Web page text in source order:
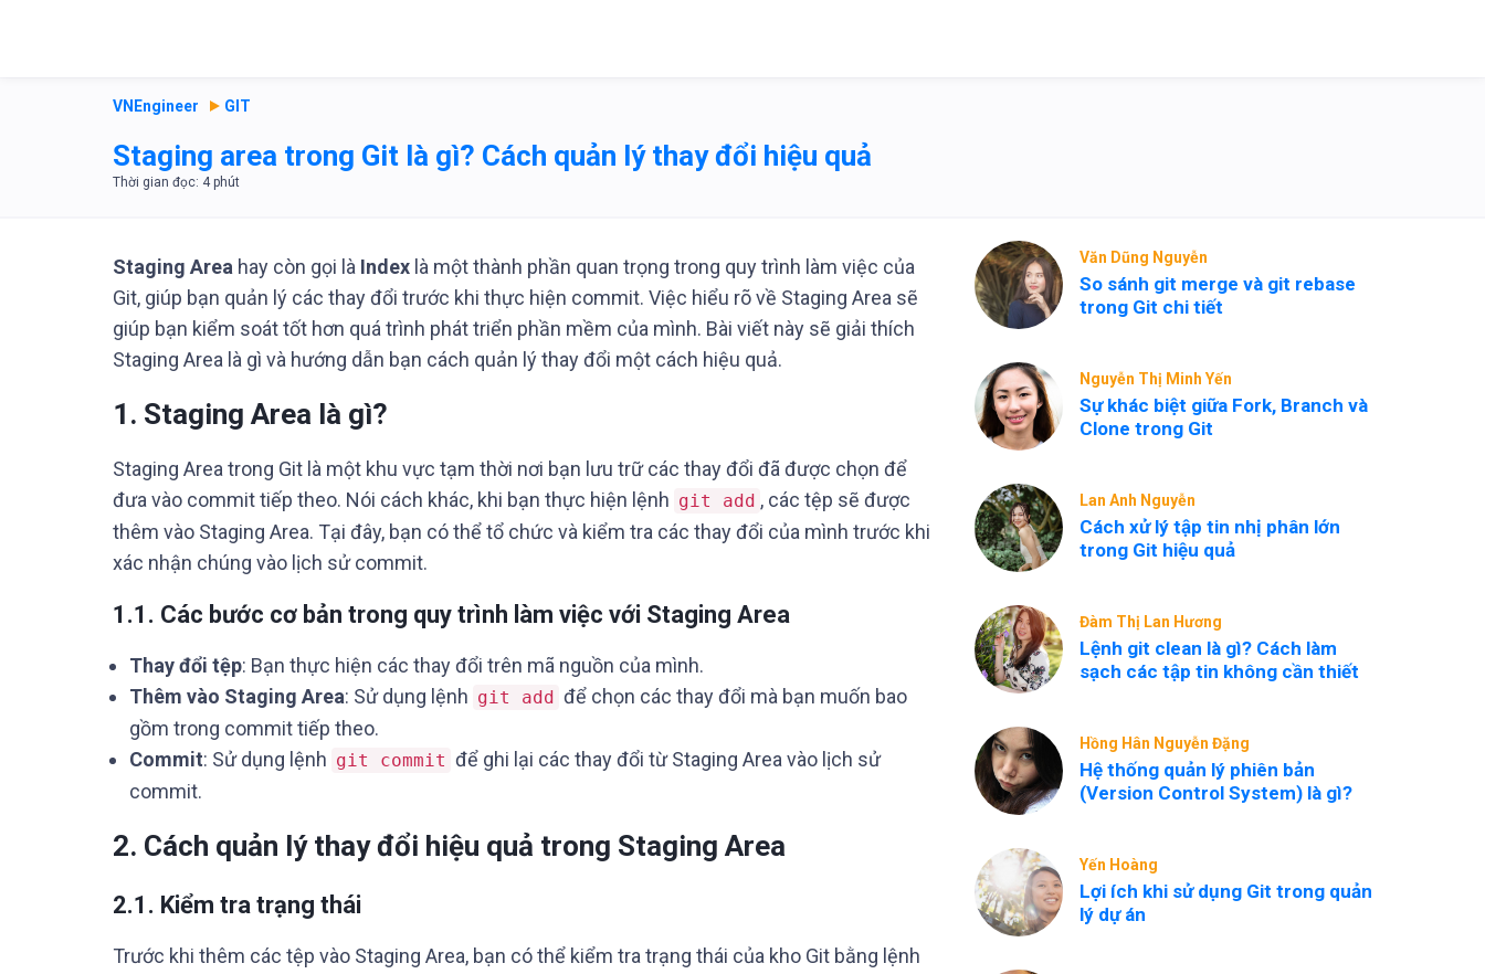
VNEngineer GIT
Staging area trong Git là gì? Cách quản lý thay đổi hiệu quả
Staging Area hay còn gọi là Index là một thành phần quan trọng trong quy trình làm việc của
Git, giúp bạn quản lý các thay đổi trước khi thực hiện commit. Việc hiểu rõ về Staging Area sẽ
giúp bạn kiểm soát tốt hơn quá trình phát triển phần mềm của mình. Bài viết này sẽ giải thích
Staging Area là gì và hướng dẫn bạn cách quản lý thay đổi một cách hiệu quả.
1. Staging Area là gì?
Staging Area trong Git là một khu vực tạm thời nơi bạn lưu trữ các thay đổi đã được chọn để
đưa vào commit tiếp theo. Nói cách khác, khi bạn thực hiện lệnh git add , các tệp sẽ được
thêm vào Staging Area. Tại đây, bạn có thể tổ chức và kiểm tra các thay đổi của mình trước khi
xác nhận chúng vào lịch sử commit.
1.1. Các bước cơ bản trong quy trình làm việc với Staging Area
Thay đổi tệp: Bạn thực hiện các thay đổi trên mã nguồn của mình.
Thêm vào Staging Area: Sử dụng lệnh git add để chọn các thay đổi mà bạn muốn bao
gồm trong commit tiếp theo.
Commit: Sử dụng lệnh git commit để ghi lại các thay đổi từ Staging Area vào lịch sử
commit.
2. Cách quản lý thay đổi hiệu quả trong Staging Area
2.1. Kiểm tra trạng thái
Trước khi thêm các tệp vào Staging Area, bạn có thể kiểm tra trạng thái của kho Git bằng lệnh
Văn Dũng Nguyễn
So sánh git merge và git rebase
trong Git chi tiết
Nguyễn Thị Minh Yến
Sự khác biệt giữa Fork, Branch và
Clone trong Git
Lan Anh Nguyễn
Cách xử lý tập tin nhị phân lớn
trong Git hiệu quả
Đàm Thị Lan Hương
Lệnh git clean là gì? Cách làm
sạch các tập tin không cần thiết
Hồng Hân Nguyễn Đặng
Hệ thống quản lý phiên bản
(Version Control System) là gì?
Yến Hoàng
Lợi ích khi sử dụng Git trong quản
lý dự án